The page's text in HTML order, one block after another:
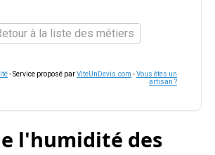
à la liste des métiers
- Service proposé parViteUnDevis.com -Vous êtes un
artisan ?
l'humidité des